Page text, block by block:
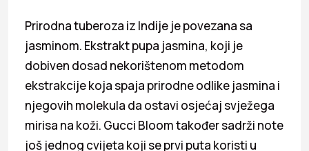
Prirodna tuberoza iz Indije je povezana sa
jasminom. Ekstrakt pupa jasmina, koji je
dobiven dosad nekorištenom metodom
ekstrakcije koja spaja prirodne odlike jasmina i
njegovih molekula da ostavi osjećaj svježega
mirisa na koži. Gucci Bloom također sadrži note
još jednog cvijeta koji se prvi puta koristi u